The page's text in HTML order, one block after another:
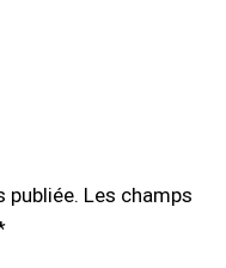
publiée. Les champs